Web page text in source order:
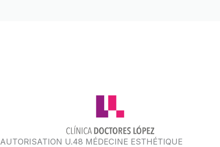
AUTORISATION U.48 MÉDECINE ESTHÉTIQUE